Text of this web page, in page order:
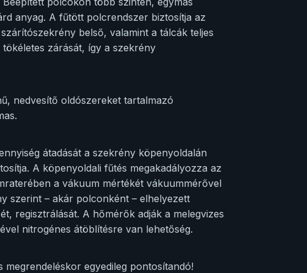
anyag. A fűtött polcrendszer biztosítja az
belső, valamint a tálcák teljes
zárását, így a szekrény
nedvesítő oldószereket tartalmazó
átadását a szekrény köpenyoldalán
A köpenyoldali fűtés megakadályozza az
a vákuum mértékét vákuummérővel
szerint – akár polconként – elhelyezett
regisztrálását. A hőmérők adják a melegvizes
nitrogénes átöblítésre van lehetőség.
egyedileg pontosítandó!